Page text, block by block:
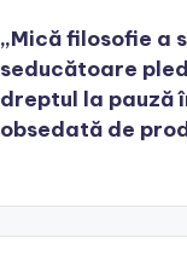
„Mică filosofie a
seducătoare
dreptul la pauză
obsedată de